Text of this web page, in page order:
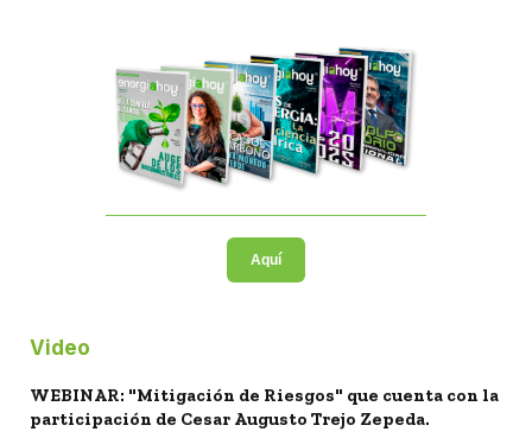
Aquí
Video
WEBINAR: "Mitigación de Riesgos" que cuenta con la
participación de Cesar Augusto Trejo Zepeda.